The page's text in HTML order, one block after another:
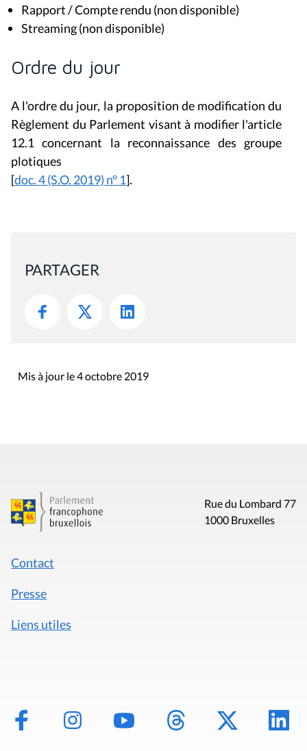
Rapport / Compte rendu (non disponible)
Streaming (non disponible)
Ordre du jour
A l'ordre du jour, la proposition de modification du
Règlement du Parlement visant à modifier l'article
12.1 concernant la reconnaissance des groupe
plotiques
[doc. 4 (S.O. 2019) n° 1].
PARTAGER
Mis à jour le 4 octobre 2019
Rue du Lombard 77
1000 Bruxelles
Contact
Presse
Liens utiles